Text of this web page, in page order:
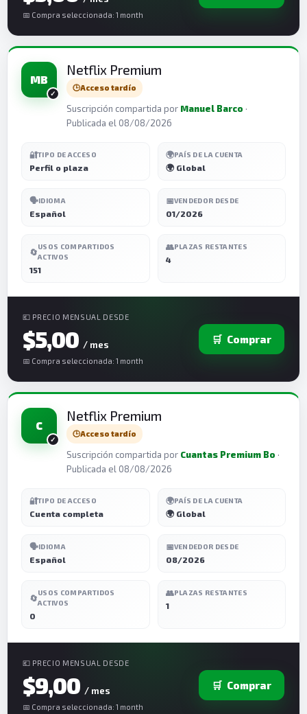
📅 Compra seleccionada: 1 month
MB
Netflix Premium
🕒Acceso tardío
Suscripción compartida por Manuel Barco ·
Publicada el 08/08/2026
🔐TIPO DE ACCESO
Perfil o plaza
🌍PAÍS DE LA CUENTA
🌍 Global
🗣️IDIOMA
Español
📅VENDEDOR DESDE
01/2026
🔄
USOS COMPARTIDOS
ACTIVOS
151
👥PLAZAS RESTANTES
4
💶 PRECIO MENSUAL DESDE
$5,00 / mes
📅 Compra seleccionada: 1 month
🛒 Comprar
C
Netflix Premium
🕒Acceso tardío
Suscripción compartida por Cuantas Premium Bo ·
Publicada el 08/08/2026
🔐TIPO DE ACCESO
Cuenta completa
🌍PAÍS DE LA CUENTA
🌍 Global
🗣️IDIOMA
Español
📅VENDEDOR DESDE
08/2026
🔄
USOS COMPARTIDOS
ACTIVOS
0
👥PLAZAS RESTANTES
1
💶 PRECIO MENSUAL DESDE
$9,00 / mes
📅 Compra seleccionada: 1 month
🛒 Comprar